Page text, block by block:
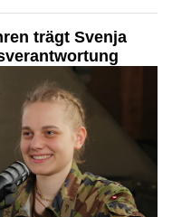
trägt Svenja